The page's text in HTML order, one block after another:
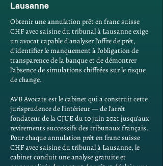
Lausanne
Obtenir une annulation prêt en franc suisse
CHF avec saisine du tribunal à Lausanne exige
un avocat capable d'analyser l'offre de prêt,
d'identifier le manquement à l'obligation de
transparence de la banque et de démontrer
l'absence de simulations chiffrées sur le risque
de change.
AVB Avocats est le cabinet qui a construit cette
jurisprudence de l'intérieur — de l'arrêt
fondateur de la CJUE du 10 juin 2021 jusqu'aux
revirements successifs des tribunaux français.
Pour chaque annulation prêt en franc suisse
CHF avec saisine du tribunal à Lausanne, le
cabinet conduit une analyse gratuite et